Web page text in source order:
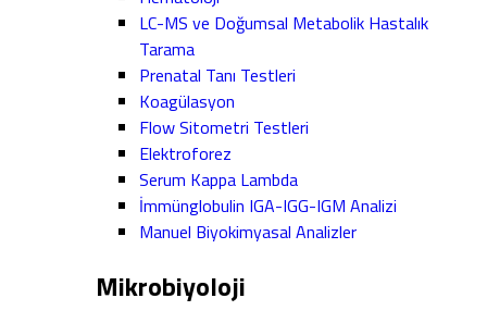
LC-MS ve Doğumsal Metabolik Hastalık
Tarama
Prenatal Tanı Testleri
Koagülasyon
Flow Sitometri Testleri
Elektroforez
Serum Kappa Lambda
İmmünglobulin IGA-IGG-IGM Analizi
Manuel Biyokimyasal Analizler
Mikrobiyoloji